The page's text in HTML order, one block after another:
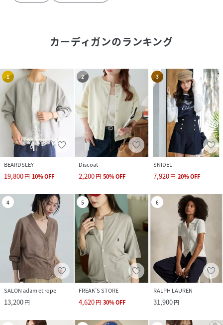
カーディガンのランキング
1
BEARDSLEY
19,800円 10%OFF
2
Discoat
2,200円 50%OFF
3
SNIDEL
7,920円 20%OFF
4
SALON adam et rope'
13,200円
5
FREAK’S STORE
4,620円 30%OFF
6
RALPH LAUREN
31,900円